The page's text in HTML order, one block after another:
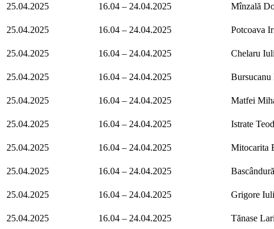
25.04.2025
16.04 – 24.04.2025 Mînzală
25.04.2025
16.04 – 24.04.2025 Potcoava
25.04.2025
16.04 – 24.04.2025 Chelaru
25.04.2025
16.04 – 24.04.2025 Bursucanu
25.04.2025
16.04 – 24.04.2025 Matfei
25.04.2025
16.04 – 24.04.2025 Istrate
25.04.2025
16.04 – 24.04.2025 Mitocarita
25.04.2025
16.04 – 24.04.2025
25.04.2025
16.04 – 24.04.2025 Grigore
25.04.2025
16.04 – 24.04.2025 Tănase